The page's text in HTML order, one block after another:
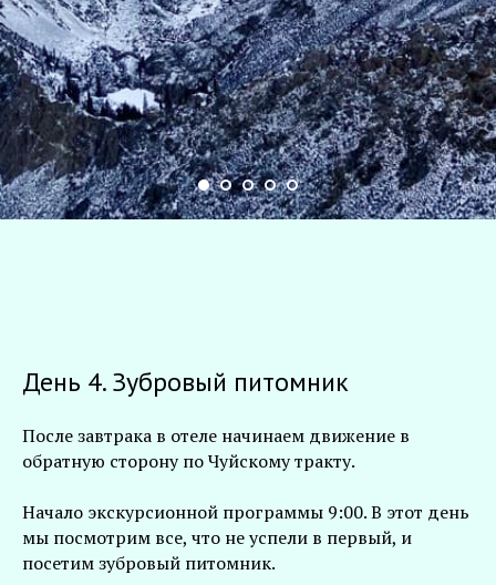
День 4. Зубровый питомник
После завтрака в отеле начинаем движение в
обратную сторону по Чуйскому тракту.
Начало экскурсионной программы 9:00. В этот день
мы посмотрим все, что не успели в первый, и
посетим зубровый питомник.